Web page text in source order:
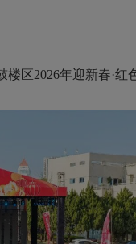
2026年迎新春·红